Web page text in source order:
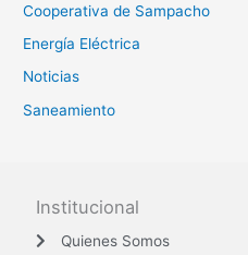
Cooperativa de Sampacho
Energía Eléctrica
Noticias
Saneamiento
Institucional
Quienes Somos